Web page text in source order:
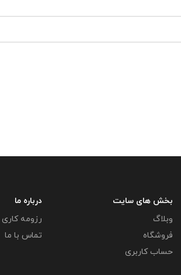
بخش های سایت
وبلاگ
فروشگاه
حساب کاربری
درباره ما
رزومه کاری
تماس با ما